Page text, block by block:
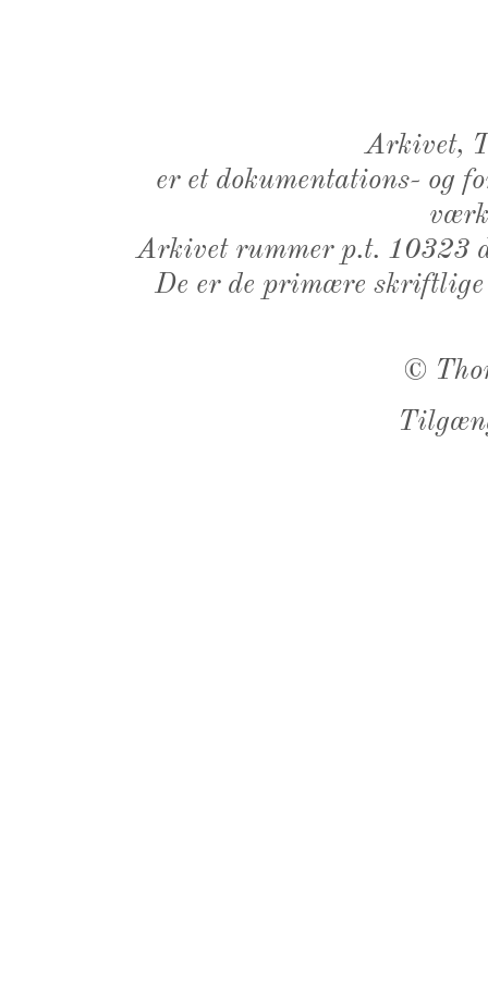
Arkivet,
er et dokumentations- og
Arkivet rummer p.t. 10323
De er de primære
©